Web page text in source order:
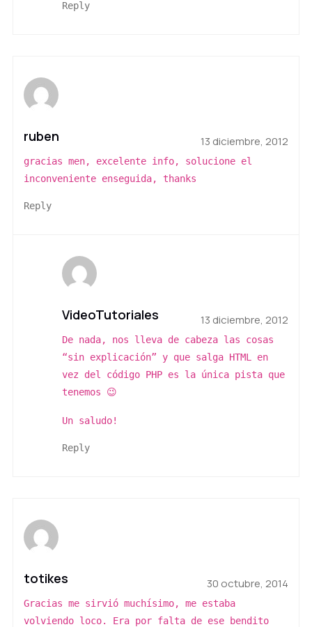
Reply
ruben 13 diciembre, 2012
gracias men, excelente info, solucione el
inconveniente enseguida, thanks
Reply
VideoTutoriales 13 diciembre, 2012
De nada, nos lleva de cabeza las cosas
“sin explicación” y que salga HTML en
vez del código PHP es la única pista que
tenemos 😉
Un saludo!
Reply
totikes 30 octubre, 2014
Gracias me sirvió muchísimo, me estaba
volviendo loco. Era por falta de ese bendito